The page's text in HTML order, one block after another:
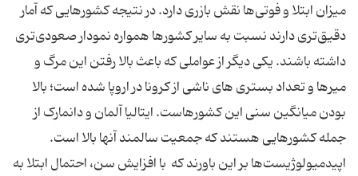
میزان ابتلا و فوتی‌ها نقش بازری دارد. در نتیجه کشورهایی که آمار
دقیق‌تری دارند نسبت به سایر کشورها همواره نمودار صعودی‌تری
داشته باشند. یکی دیگر از عواملی که باعث بالا رفتن این مرگ و
میرها و تعداد بستری های ناشی از کرونا در اروپا شده است؛ بالا
بودن میانگین سنی این کشورهاست. ایتالیا آلمان و دانمارک از
جمله کشورهایی هستند که جمعیت سالمند آنها بالا است.
اپیدمیولوژیست‌ها بر این باورند که با افزایش سن، احتمال ابتلا به